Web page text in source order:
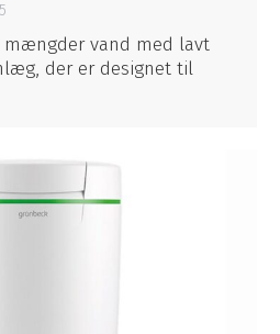
mængder vand med lavt
der er designet til